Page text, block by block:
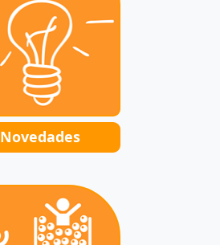
Novedades